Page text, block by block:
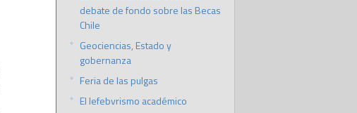
debate de fondo sobre las Becas
Chile
Geociencias, Estado y
gobernanza
Feria de las pulgas
El lefebvrismo académico